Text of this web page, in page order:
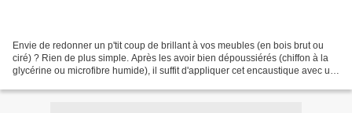
Envie de redonner un p'tit coup de brillant à vos meubles (en bois brut ou
ciré) ? Rien de plus simple. Après les avoir bien dépoussiérés (chiffon à la
glycérine ou microfibre humide), il suffit d'appliquer cet encaustique avec un